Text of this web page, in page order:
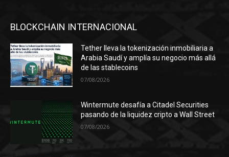
BLOCKCHAIN INTERNACIONAL
Tether lleva la tokenización inmobiliaria a
Arabia Saudí y amplía su negocio más allá
de las stablecoins
07/08/2026
Wintermute desafía a Citadel Securities
pasando de la liquidez cripto a Wall Street
07/08/2026